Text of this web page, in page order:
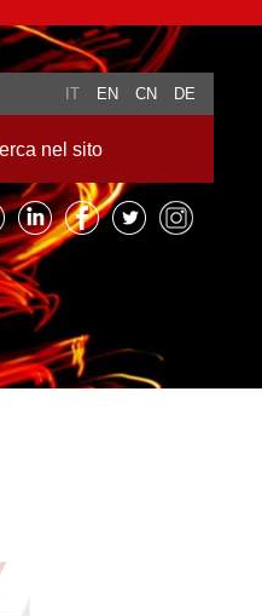
IT EN CN DE